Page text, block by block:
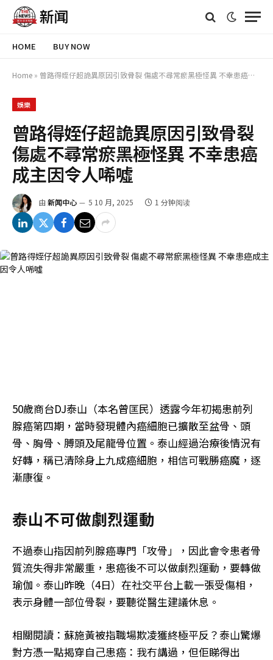
HOME BUY NOW
Home » 曾路得姪仔超詭異原因引致骨裂 傷處不尋常瘀黑極怪異 不幸患癌成主因令人唏噓
娛樂
曾路得姪仔超詭異原因引致骨裂
傷處不尋常瘀黑極怪異 不幸患癌
成主因令人唏噓
由 新闻中心 5 10 月, 2025 1 分钟阅读
50歲商台DJ泰山（本名曾匡民）透露今年初揭患前列
腺癌第四期，當時發現體內癌細胞已擴散至盆骨、頭
骨、胸骨、膊頭及尾龍骨位置。泰山經過治療後情況有
好轉，稱已清除身上九成癌細胞，相信可戰勝癌魔，逐
漸康復。
泰山不可做劇烈運動
不過泰山指因前列腺癌專門「攻骨」，因此會令患者骨
質流失得非常嚴重，患癌後不可以做劇烈運動，要轉做
瑜伽。泰山昨晚（4日）在社交平台上載一張受傷相，
表示身體一部位骨裂，要聽從醫生建議休息。
相關閱讀：蘇施黃被指職場欺凌獲終極平反？泰山驚爆
對方憑一點揭穿自己患癌：我冇講過，但佢睇得出